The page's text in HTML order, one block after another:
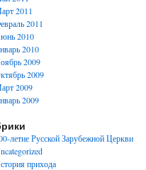
2011
2011
2010
2010
2009
2009
2009
2009
летие Русской Зарубежной Церкви
прихода